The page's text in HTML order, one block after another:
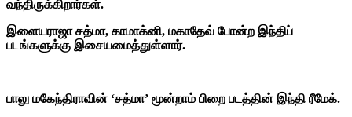
வந்திருக்கிறார்கள்.
இளையராஜா சத்மா, காமாக்னி, மகாதேவ் போன்ற இந்திப்
படங்களுக்கு இசையமைத்துள்ளார்.
பாலு மகேந்திராவின் ‘சத்மா’ மூன்றாம் பிறை படத்தின் இந்தி ரீமேக்.